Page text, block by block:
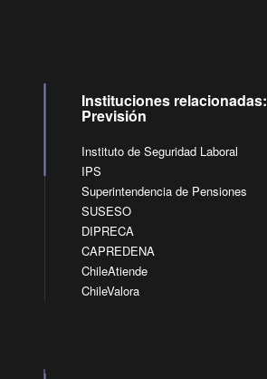
Instituciones relacionadas:
Previsión
Instituto de Seguridad Laboral
IPS
Superintendencia de Pensiones
SUSESO
DIPRECA
CAPREDENA
ChileAtiende
ChileValora